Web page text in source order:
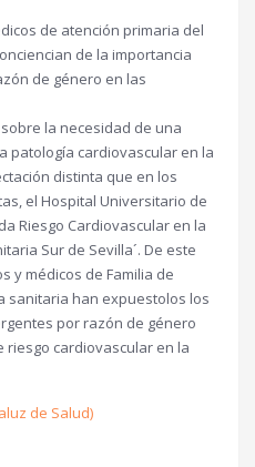
de atención primaria del
de la importancia
de género en las
la necesidad de una
patología cardiovascular en la
distinta que en los
el Hospital Universitario de
Riesgo Cardiovascular en la
Sur de Sevilla´. De este
y médicos de Familia de
sanitaria han expuestolos los
por razón de género
riesgo cardiovascular en la
de Salud)